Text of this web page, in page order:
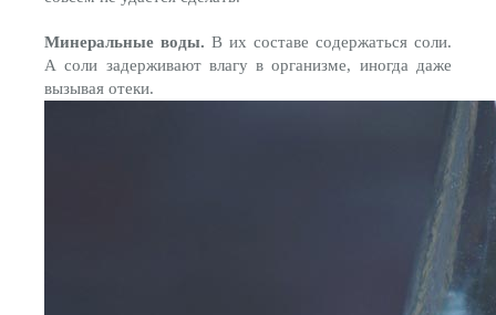
Минеральные воды. В их составе содержаться соли.
А соли задерживают влагу в организме, иногда даже
вызывая отеки.